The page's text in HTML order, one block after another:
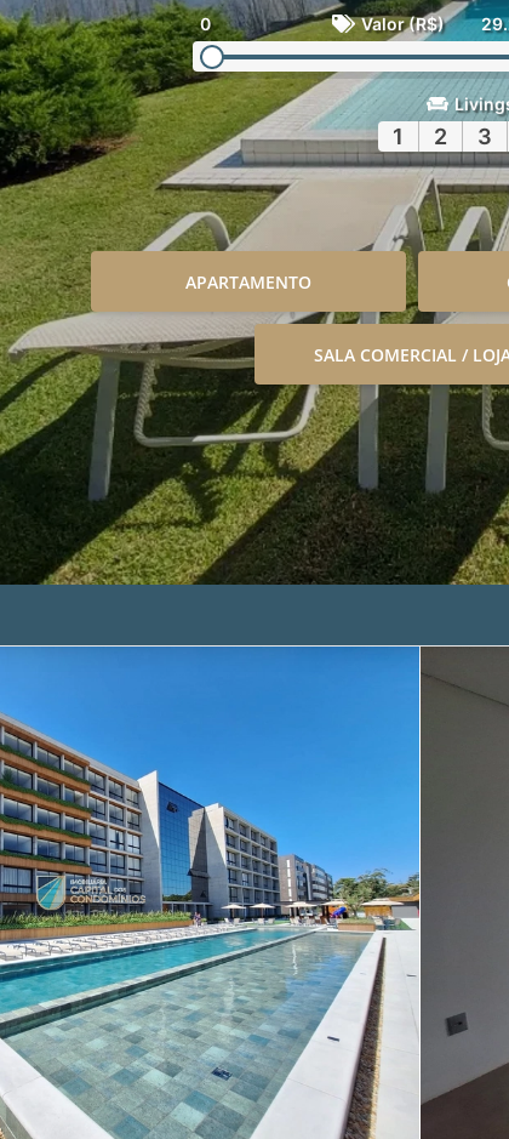
0 Valor (R$)
1 2 3
APARTAMENTO
SALA COMERCIAL /